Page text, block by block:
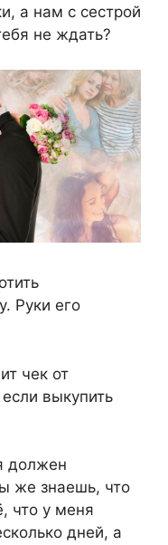
а нам с сестрой
не ждать?
Руки его
чек от
выкупить
должен
же знаешь, что
что у меня
дней, а